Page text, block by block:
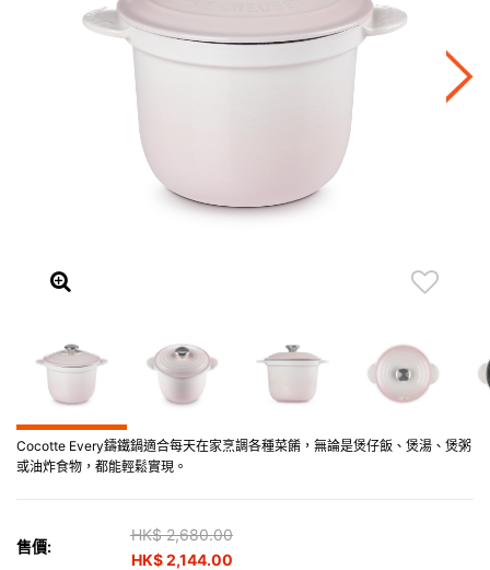
Cocotte Every鑄鐵鍋適合每天在家烹調各種菜餚，無論是煲仔飯、煲湯、煲粥
或油炸食物，都能輕鬆實現。
售價:
Price reduced from
HK$ 2,680.00to
HK$ 2,144.00